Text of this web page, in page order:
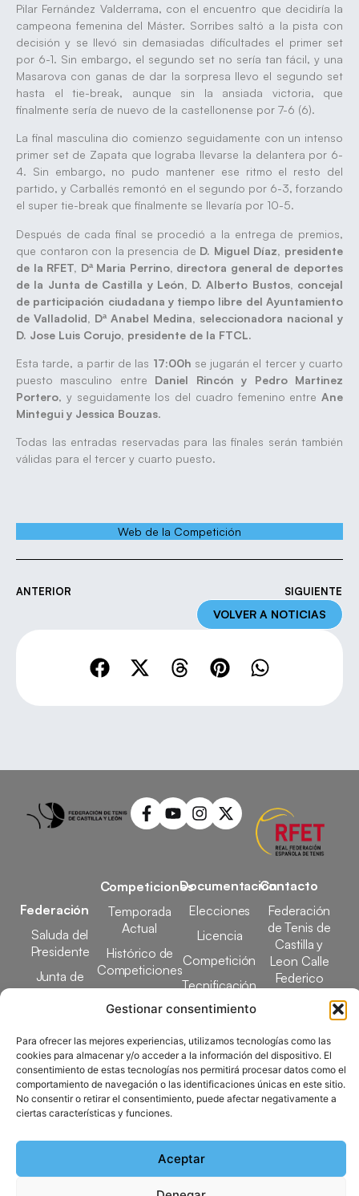
Gestionar consentimiento
Para ofrecer las mejores experiencias, utilizamos tecnologías como las
cookies para almacenar y/o acceder a la información del dispositivo. El
consentimiento de estas tecnologías nos permitirá procesar datos como el
comportamiento de navegación o las identificaciones únicas en este sitio.
No consentir o retirar el consentimiento, puede afectar negativamente a
ciertas características y funciones.
Aceptar
Pilar Fernández Valderrama, con el encuentro que decidiría la
campeona femenina del Máster. Sorribes saltó a la pista con
decisión y se llevó sin demasiadas dificultades el primer set
por 6-1. Sin embargo, el segundo set no sería tan fácil, y una
Masarova con ganas de dar la sorpresa llevo el segundo set
hasta el tie-break, aunque sin la ansiada victoria, que
finalmente sería de nuevo de la castellonense por 7-6 (6).
La final masculina dio comienzo seguidamente con un intenso
primer set de Zapata que lograba llevarse la delantera por 6-
4. Sin embargo, no pudo mantener ese ritmo el resto del
partido, y Carballés remontó en el segundo por 6-3, forzando
el super tie-break que finalmente se llevaría por 10-5.
Después de cada final se procedió a la entrega de premios,
que contaron con la presencia de D. Miguel Díaz, presidente
de la RFET, Dª Maria Perrino, directora general de deportes
de la Junta de Castilla y León, D. Alberto Bustos, concejal
de participación ciudadana y tiempo libre del Ayuntamiento
de Valladolid, Dª Anabel Medina, seleccionadora nacional y
D. Jose Luis Corujo, presidente de la FTCL.
Esta tarde, a partir de las 17:00h se jugarán el tercer y cuarto
puesto masculino entre Daniel Rincón y Pedro Martinez
Portero, y seguidamente los del cuadro femenino entre Ane
Mintegui y Jessica Bouzas.
Todas las entradas reservadas para las finales serán también
válidas para el tercer y cuarto puesto.
Web de la Competición
ANTERIOR SIGUIENTE
VOLVER A NOTICIAS
Federación
Saluda del
Presidente
Junta de
Gobierno
Elecciones
Clubes
Federados
Competiciones
Temporada
Actual
Histórico de
Competiciones
Arbitrales
Documentación
Elecciones
Licencia
Competición
Tecnificación
Docencia
Contacto
Federación
de Tenis de
Castilla y
Leon Calle
Federico
983 24 94 26
Copyright © 2025 Federación de Tenis de Castilla y León |
Desarrollado porTOOOLS